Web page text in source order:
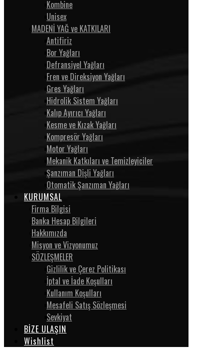
Kombine
Unisex
MADENİ YAĞ ve KATKILARI
Antifiriz
Bor Yağları
Defransiyel Yağları
Fren ve Direksiyon Yağları
Gres Yağları
Hidrolik Sistem Yağları
Kalıp Ayırıcı Yağları
Kesme ve Kızak Yağları
Kompresör Yağları
Motor Yağları
Mekanik Katkıları ve Temizleyiciler
Şanzıman Dişli Yağları
Otomatik Şanzıman Yağları
KURUMSAL
Firma Bilgisi
Banka Hesap Bilgileri
Hakkımızda
Misyon ve Vizyonumuz
SÖZLEŞMELER
Gizlilik ve Çerez Politikası
İptal ve İade Koşulları
Kullanım Koşulları
Mesafeli Satış Sözleşmesi
Sevkiyat
BİZE ULAŞIN
Wishlist